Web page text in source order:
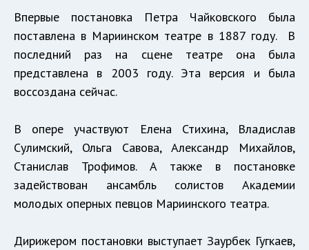
Впервые постановка Петра Чайковского была
поставлена в Мариинском театре в 1887 году. В
последний раз на сцене театре она была
представлена в 2003 году. Эта версия и была
воссоздана сейчас.
В опере участвуют Елена Стихина, Владислав
Сулимский, Ольга Савова, Александр Михайлов,
Станислав Трофимов. А также в постановке
задействован ансамбль солистов Академии
молодых оперных певцов Мариинского театра.
Дирижером постановки выступает Заурбек Гугкаев,